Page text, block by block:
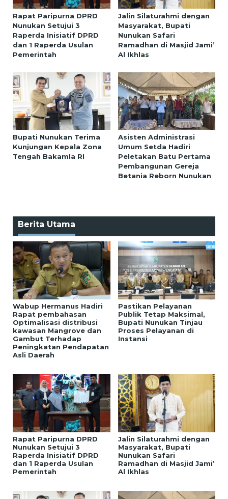
Rapat Paripurna DPRD
Nunukan Setujui 3
Raperda Inisiatif DPRD
dan 1 Raperda Usulan
Pemerintah
Jalin Silaturahmi dengan
Masyarakat, Bupati
Nunukan Safari
Ramadhan di Masjid Jami’
Al Ikhlas
Bupati Nunukan Terima
Kunjungan Kepala Zona
Tengah Bakamla RI
Asisten Administrasi
Umum Setda Hadiri
Peletakan Batu Pertama
Pembangunan Gereja
Betania Reborn Nunukan
Berita Utama
Wabup Hermanus Hadiri
Rapat pembahasan
Optimalisasi distribusi
kawasan Mangrove dan
Gambut Terhadap
Peningkatan Pendapatan
Asli Daerah
Pastikan Pelayanan
Publik Tetap Maksimal,
Bupati Nunukan Tinjau
Proses Pelayanan di
Instansi
Rapat Paripurna DPRD
Nunukan Setujui 3
Raperda Inisiatif DPRD
dan 1 Raperda Usulan
Pemerintah
Jalin Silaturahmi dengan
Masyarakat, Bupati
Nunukan Safari
Ramadhan di Masjid Jami’
Al Ikhlas